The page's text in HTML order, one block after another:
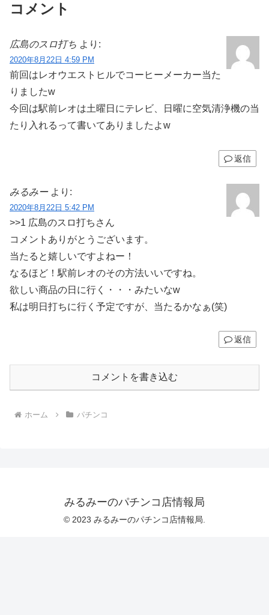
コメント
広島のスロ打ち より:
2020年8月22日 4:59 PM
前回はレオウエストヒルでコーヒーメーカー当た
りましたw
今回は駅前レオは土曜日にテレビ、日曜に空気清浄機の当
たり入れるって書いてありましたよw
返信
みるみー より:
2020年8月22日 5:42 PM
>>1 広島のスロ打ちさん
コメントありがとうございます。
当たると嬉しいですよねー！
なるほど！駅前レオのその方法いいですね。
欲しい商品の日に行く・・・みたいなw
私は明日打ちに行く予定ですが、当たるかなぁ(笑)
返信
コメントを書き込む
ホーム パチンコ
みるみーのパチンコ店情報局
© 2023 みるみーのパチンコ店情報局.